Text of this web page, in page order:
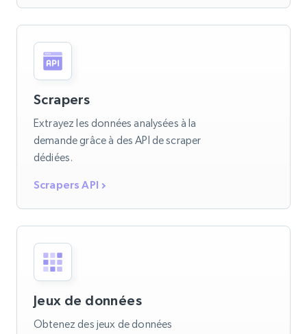
Scrapers
Extrayez les données analysées à la
demande grâce à des API de scraper
dédiées.
Scrapers API
Jeux de données
Obtenez des jeux de données